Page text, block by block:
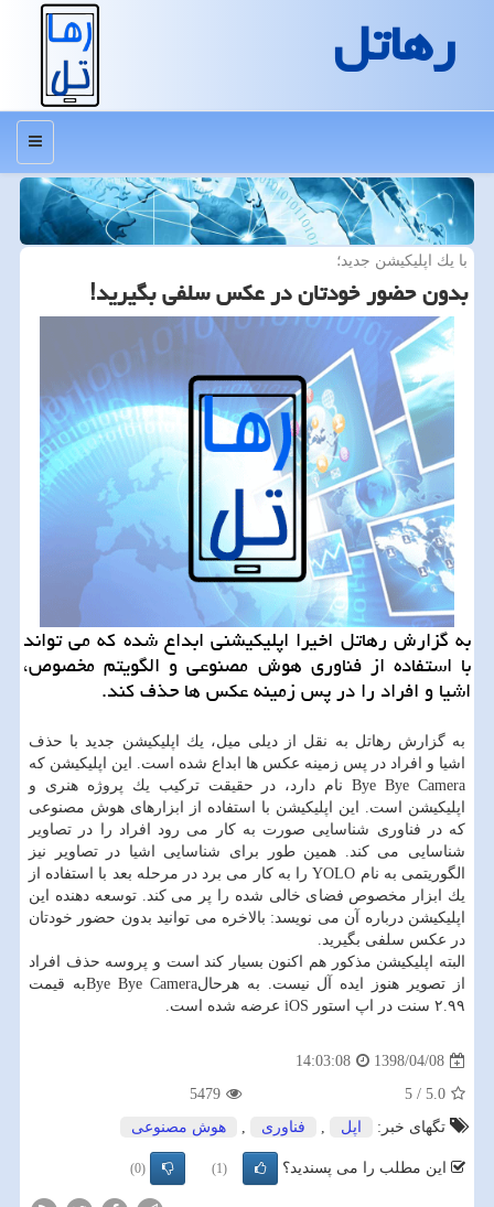
رهاتل
منو
با یك اپلیكیشن جدید؛
بدون حضور خودتان در عكس سلفی بگیرید!
به گزارش رهاتل اخیرا اپلیكیشنی ابداع شده كه می تواند
با استفاده از فناوری هوش مصنوعی و الگویتم مخصوص،
اشیا و افراد را در پس زمینه عكس ها حذف كند.
به گزارش رهاتل به نقل از دیلی میل، یك اپلیكیشن جدید با حذف
اشیا و افراد در پس زمینه عكس ها ابداع شده است. این اپلیكیشن كه
Bye Bye Camera نام دارد، در حقیقت تركیب یك پروژه هنری و
اپلیكیشن است. این اپلیكیشن با استفاده از ابزارهای هوش مصنوعی
كه در فناوری شناسایی صورت به كار می رود افراد را در تصاویر
شناسایی می كند. همین طور برای شناسایی اشیا در تصاویر نیز
الگوریتمی به نام YOLO را به كار می برد در مرحله بعد با استفاده از
یك ابزار مخصوص فضای خالی شده را پر می كند. توسعه دهنده این
اپلیكیشن درباره آن می نویسد: بالاخره می توانید بدون حضور خودتان
در عكس سلفی بگیرید.
البته اپلیكیشن مذكور هم اكنون بسیار كند است و پروسه حذف افراد
از تصویر هنوز ایده آل نیست. به هرحالBye Bye Cameraبه قیمت
۲.۹۹ سنت در اپ استور iOS عرضه شده است.
1398/04/08
14:03:08
5.0
/
5
5479
تگهای خبر:
اپل , فناوری , هوش مصنوعی
این مطلب را می پسندید؟ (1)
(0)